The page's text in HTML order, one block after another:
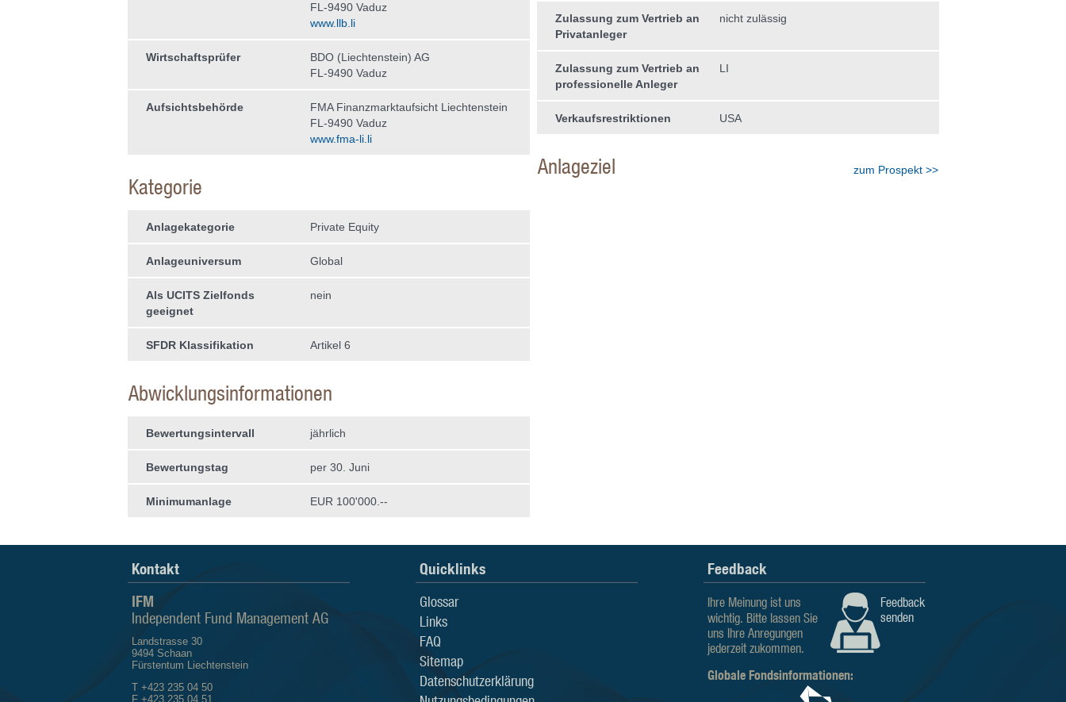
FL-9490 Vaduz
www.llb.li
Wirtschaftsprüfer
BDO (Liechtenstein) AG
FL-9490 Vaduz
Aufsichtsbehörde
FMA Finanzmarktaufsicht Liechtenstein
FL-9490 Vaduz
www.fma-li.li
Kategorie
Anlagekategorie Private Equity
Anlageuniversum Global
Als UCITS Zielfonds
geeignet
nein
SFDR Klassifikation Artikel 6
Abwicklungsinformationen
Bewertungsintervall jährlich
Bewertungstag per 30. Juni
Minimumanlage EUR 100'000.--
Zulassung zum Vertrieb an
Privatanleger
nicht zulässig
Zulassung zum Vertrieb an
professionelle Anleger
LI
Verkaufsrestriktionen USA
Anlageziel zum Prospekt >>
Kontakt
IFM
Independent Fund Management AG
Landstrasse 30
9494 Schaan
Fürstentum Liechtenstein
T +423 235 04 50
F +423 235 04 51
Quicklinks
Glossar
Links
FAQ
Sitemap
Datenschutzerklärung
Feedback
Feedback
senden
Ihre Meinung ist uns
wichtig. Bitte lassen Sie
uns Ihre Anregungen
jederzeit zukommen.
Globale Fondsinformationen: